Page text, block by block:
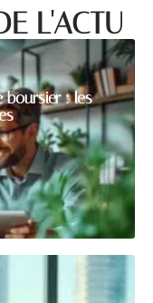
L'ACTU
boursier : les